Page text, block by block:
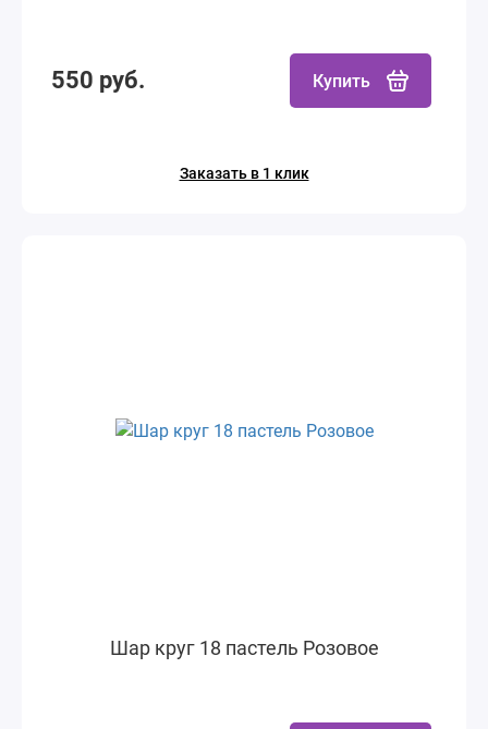
550 руб. Купить
Заказать в 1 клик
Шар круг 18 пастель Розовое